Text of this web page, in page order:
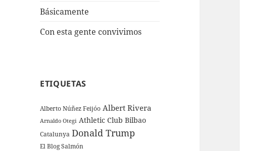
Básicamente
Con esta gente convivimos
ETIQUETAS
Alberto Núñez Feijóo Albert Rivera
Arnaldo Otegi Athletic Club Bilbao
Catalunya Donald Trump
El Blog Salmón